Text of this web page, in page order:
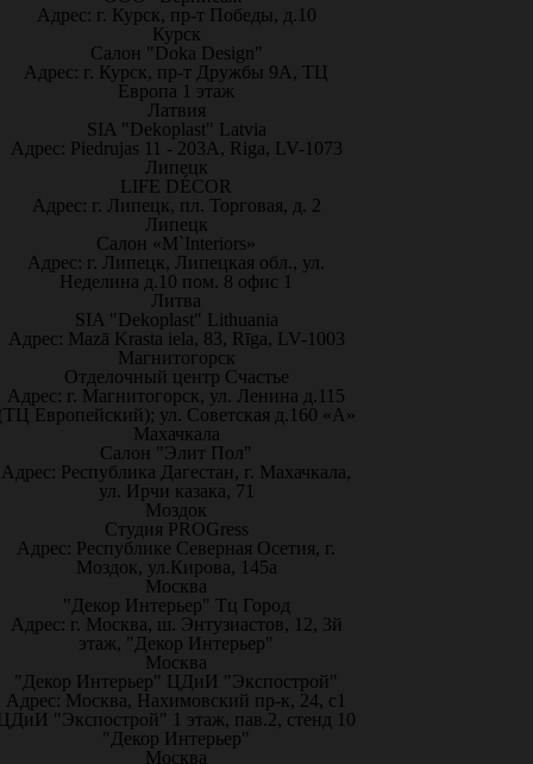
Адрес: г. Курск, пр-т Победы, д.10
Курск
Салон "Doka Design"
Адрес: г. Курск, пр-т Дружбы 9А, ТЦ
Европа 1 этаж
Латвия
SIA "Dekoplast" Latvia
Адрес: Piedrujas 11 - 203A, Riga, LV-1073
Липецк
LIFE DÉCOR
Адрес: г. Липецк, пл. Торговая, д. 2
Липецк
Салон «M`Interiors»
Адрес: г. Липецк, Липецкая обл., ул.
Неделина д.10 пом. 8 офис 1
Литва
SIA "Dekoplast" Lithuania
Адрес: Mazā Krasta iela, 83, Rīga, LV-1003
Магнитогорск
Отделочный центр Счастье
Адрес: г. Магнитогорск, ул. Ленина д.115
Европейский); ул. Советская д.160 «А»
Махачкала
Салон "Элит Пол"
Адрес: Республика Дагестан, г. Махачкала,
ул. Ирчи казака, 71
Моздок
Студия PROGress
Адрес: Республике Северная Осетия, г.
Моздок, ул.Кирова, 145а
Москва
"Декор Интерьер" Тц Город
Адрес: г. Москва, ш. Энтузиастов, 12, 3й
этаж, "Декор Интерьер"
Москва
"Декор Интерьер" ЦДиИ "Экспострой"
Адрес: Москва, Нахимовский пр-к, 24, с1
"Экспострой" 1 этаж, пав.2, стенд 10
"Декор Интерьер"
Москва